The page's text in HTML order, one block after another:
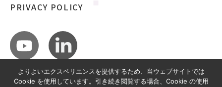
PRIVACY POLICY
よりよいエクスペリエンスを提供するため、当ウェブサイトでは
Cookie を使用しています。引き続き閲覧する場合、Cookie の使用